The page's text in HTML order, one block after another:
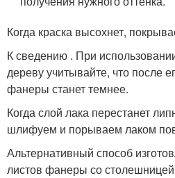
Когда краска высохнет,
К сведению . При
дереву учитывайте, что после
фанеры станет темнее.
Когда слой лака перестанет
шлифуем и порываем лаком
Альтернативный способ
листов фанеры со